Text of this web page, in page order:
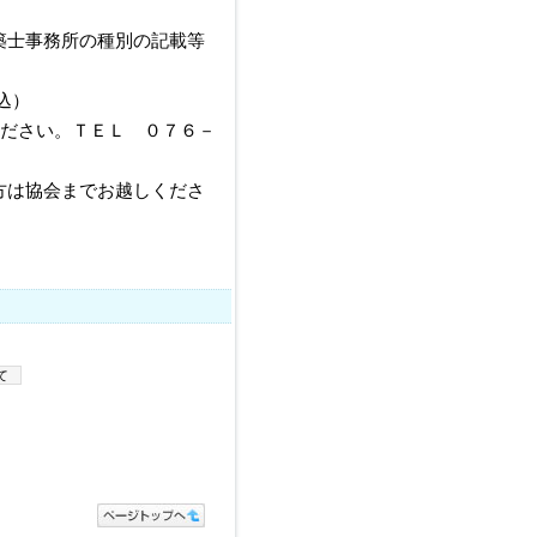
の種別の記載等
。ＴＥＬ ０７６－
でお越しくださ